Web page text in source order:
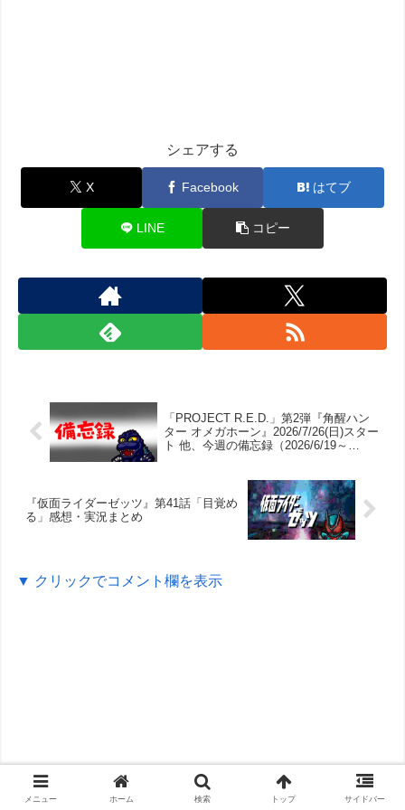
シェアする
X Facebook はてブ
LINE コピー
「PROJECT R.E.D.」第2弾『角醒ハン
ター オメガホーン』2026/7/26(日)スター
ト 他、今週の備忘録（2026/6/19～
『仮面ライダーゼッツ』第41話「目覚め
る」感想・実況まとめ
▼ クリックでコメント欄を表示
メニュー ホーム 検索 トップ サイドバー